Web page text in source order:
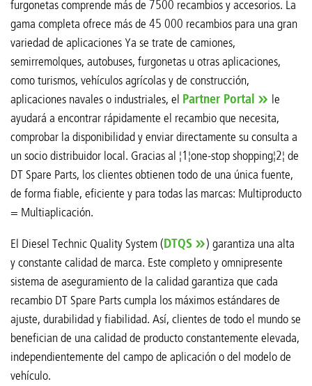
furgonetas comprende más de 7500 recambios y accesorios. La
gama completa ofrece más de 45 000 recambios para una gran
variedad de aplicaciones Ya se trate de camiones,
semirremolques, autobuses, furgonetas u otras aplicaciones,
como turismos, vehículos agrícolas y de construcción,
aplicaciones navales o industriales, el Partner Portal
le
ayudará a encontrar rápidamente el recambio que necesita,
comprobar la disponibilidad y enviar directamente su consulta a
un socio distribuidor local. Gracias al ¦1¦one-stop shopping¦2¦ de
DT Spare Parts, los clientes obtienen todo de una única fuente,
de forma fiable, eficiente y para todas las marcas: Multiproducto
= Multiaplicación.
El Diesel Technic Quality System (DTQS
) garantiza una alta
y constante calidad de marca. Este completo y omnipresente
sistema de aseguramiento de la calidad garantiza que cada
recambio DT Spare Parts cumpla los máximos estándares de
ajuste, durabilidad y fiabilidad. Así, clientes de todo el mundo se
benefician de una calidad de producto constantemente elevada,
independientemente del campo de aplicación o del modelo de
vehículo.